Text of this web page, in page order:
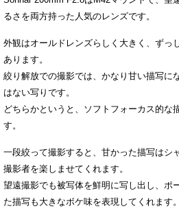
るさを両方持った人気のレンズです。
外観はオールドレンズらしく大きく、ずっ
あります。
絞り解放での撮影では、かなり甘い描写に
はない写りです。
どちらかというと、ソフトフォーカス的な
す。
一段絞って撮影すると、甘かった描写はシ
撮影者を楽しませてくれます。
望遠撮影でも被写体を鮮明に写し出し、ポ
た描写も大きなボケ味を表現してくれます。